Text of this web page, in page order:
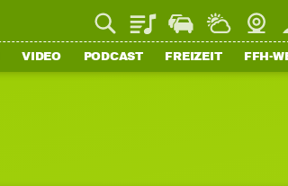
PlaylistStaupilotWetter
VIDEO PODCAST FREIZEIT FFH-